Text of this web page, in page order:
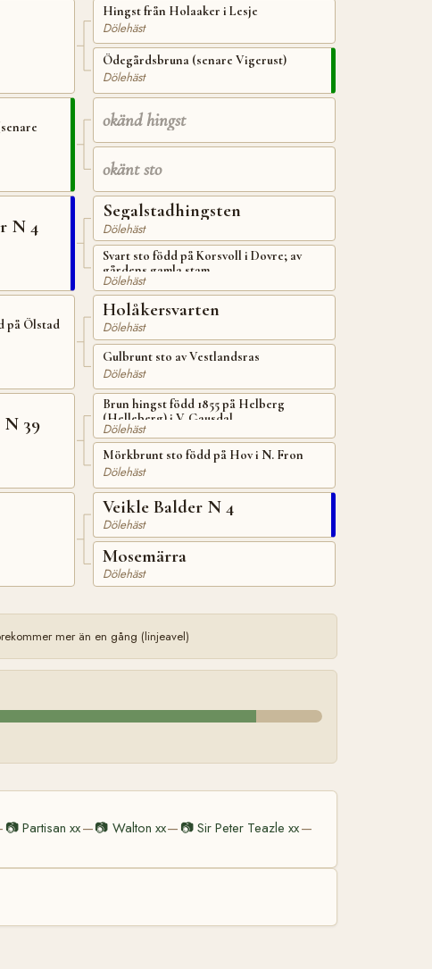
N 4
på Ölstad
39
Hingst från Holaaker i Lesje
Dölehäst
Ödegårdsbruna (senare Vigerust)
Dölehäst
okänd hingst
okänt sto
Segalstadhingsten
Dölehäst
Svart sto född på Korsvoll i Dovre; av
gårdens gamla stam
Dölehäst
Holåkersvarten
Dölehäst
Gulbrunt sto av Vestlandsras
Dölehäst
Brun hingst född 1855 på Helberg
(Helleberg) i V. Gausdal
Dölehäst
Mörkbrunt sto född på Hov i N. Fron
Dölehäst
Veikle Balder N 4
Dölehäst
Mosemärra
Dölehäst
mer än en gång (linjeavel)
📷Partisan xx—📷 Walton xx— 📷Sir Peter Teazle xx—